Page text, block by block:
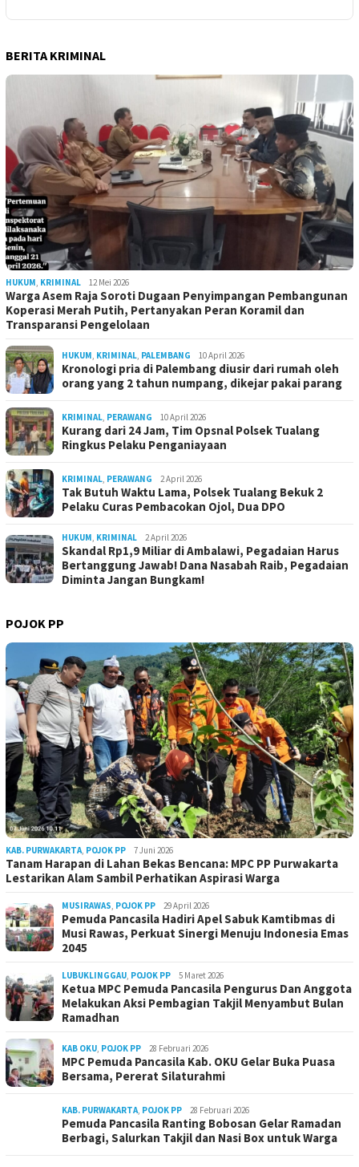
BERITA KRIMINAL
HUKUM, KRIMINAL 12 Mei 2026
Warga Asem Raja Soroti Dugaan Penyimpangan Pembangunan
Koperasi Merah Putih, Pertanyakan Peran Koramil dan
Transparansi Pengelolaan
HUKUM, KRIMINAL, PALEMBANG 10 April 2026
Kronologi pria di Palembang diusir dari rumah oleh
orang yang 2 tahun numpang, dikejar pakai parang
KRIMINAL, PERAWANG 10 April 2026
Kurang dari 24 Jam, Tim Opsnal Polsek Tualang
Ringkus Pelaku Penganiayaan
KRIMINAL, PERAWANG 2 April 2026
Tak Butuh Waktu Lama, Polsek Tualang Bekuk 2
Pelaku Curas Pembacokan Ojol, Dua DPO
HUKUM, KRIMINAL 2 April 2026
Skandal Rp1,9 Miliar di Ambalawi, Pegadaian Harus
Bertanggung Jawab! Dana Nasabah Raib, Pegadaian
Diminta Jangan Bungkam!
POJOK PP
KAB. PURWAKARTA, POJOK PP 7 Juni 2026
Tanam Harapan di Lahan Bekas Bencana: MPC PP Purwakarta
Lestarikan Alam Sambil Perhatikan Aspirasi Warga
MUSIRAWAS, POJOK PP 29 April 2026
Pemuda Pancasila Hadiri Apel Sabuk Kamtibmas di
Musi Rawas, Perkuat Sinergi Menuju Indonesia Emas
2045
LUBUKLINGGAU, POJOK PP 5 Maret 2026
Ketua MPC Pemuda Pancasila Pengurus Dan Anggota
Melakukan Aksi Pembagian Takjil Menyambut Bulan
Ramadhan
KAB OKU, POJOK PP 28 Februari 2026
MPC Pemuda Pancasila Kab. OKU Gelar Buka Puasa
Bersama, Pererat Silaturahmi
KAB. PURWAKARTA, POJOK PP 28 Februari 2026
Pemuda Pancasila Ranting Bobosan Gelar Ramadan
Berbagi, Salurkan Takjil dan Nasi Box untuk Warga